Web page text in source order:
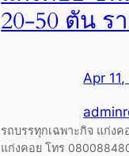
20-50 ตัน ร
Apr
รถบรรทุกเฉพาะกิจ แก่งค
แก่งคอย โทร